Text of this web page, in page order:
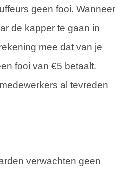
geen fooi. Wanneer
de kapper te gaan in
mee dat van je
fooi van €5 betaalt.
al tevreden
verwachten geen